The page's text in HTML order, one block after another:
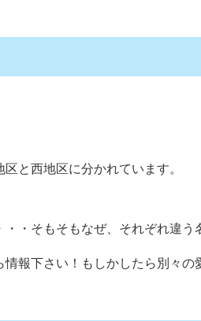
と西地区に分かれています。
・そもそもなぜ、それぞれ違う
報下さい！もしかしたら別々の